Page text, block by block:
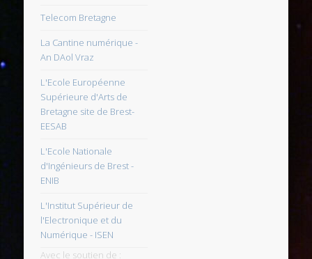
Telecom Bretagne
La Cantine numérique -
An DAol Vraz
L'Ecole Européenne
Supérieure d'Arts de
Bretagne site de Brest-
EESAB
L'Ecole Nationale
d'Ingénieurs de Brest -
ENIB
L'Institut Supérieur de
l'Electronique et du
Numérique - ISEN
Avec le soutien de :